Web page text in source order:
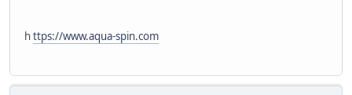
https://www.aqua-spin.com